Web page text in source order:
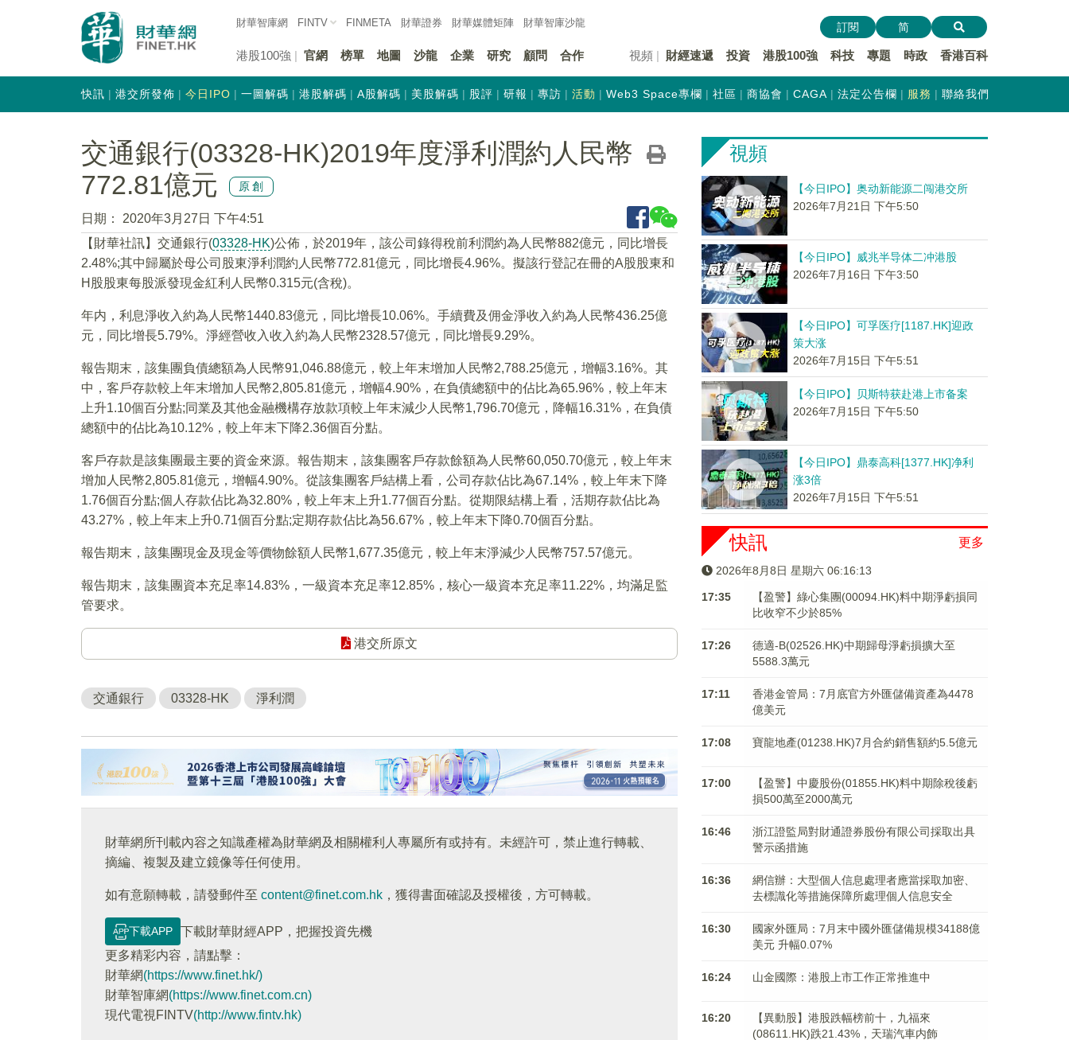
財華智庫網 FINTV FINMETA 財華證券 財華媒體矩陣 財華智庫沙龍
港股100強 官網 榜單 地圖 沙龍 企業 研究 顧問 合作 視頻 財經速遞 投資 港股100強 科技 專題 時政 香港百科
訂閱 简
快訊 港交所發佈 今日IPO 一圖解碼 港股解碼 A股解碼 美股解碼 股評 研報 專訪 活動 Web3 Space專欄 社區 商協會 CAGA 法定公告欄 服務 聯絡我們
交通銀行(03328-HK)2019年度淨利潤約人民幣
772.81億元
原創
日期：
2020年3月27日 下午4:51
【財華社訊】交通銀行(03328-HK)公佈，於2019年，該公司錄得稅前利潤約為人民幣882億元，同比增長
2.48%;其中歸屬於母公司股東淨利潤約人民幣772.81億元，同比增長4.96%。擬該行登記在冊的A股股東和
H股股東每股派發現金紅利人民幣0.315元(含稅)。
年内，利息淨收入約為人民幣1440.83億元，同比增長10.06%。手續費及佣金淨收入約為人民幣436.25億
元，同比增長5.79%。淨經營收入收入約為人民幣2328.57億元，同比增長9.29%。
報告期末，該集團負債總額為人民幣91,046.88億元，較上年末增加人民幣2,788.25億元，增幅3.16%。其
中，客戶存款較上年末增加人民幣2,805.81億元，增幅4.90%，在負債總額中的佔比為65.96%，較上年末
上升1.10個百分點;同業及其他金融機構存放款項較上年末減少人民幣1,796.70億元，降幅16.31%，在負債
總額中的佔比為10.12%，較上年末下降2.36個百分點。
客戶存款是該集團最主要的資金來源。報告期末，該集團客戶存款餘額為人民幣60,050.70億元，較上年末
增加人民幣2,805.81億元，增幅4.90%。從該集團客戶結構上看，公司存款佔比為67.14%，較上年末下降
1.76個百分點;個人存款佔比為32.80%，較上年末上升1.77個百分點。從期限結構上看，活期存款佔比為
43.27%，較上年末上升0.71個百分點;定期存款佔比為56.67%，較上年末下降0.70個百分點。
報告期末，該集團現金及現金等價物餘額人民幣1,677.35億元，較上年末淨減少人民幣757.57億元。
報告期末，該集團資本充足率14.83%，一級資本充足率12.85%，核心一級資本充足率11.22%，均滿足監
管要求。
港交所原文
交通銀行 03328-HK 淨利潤
財華網所刊載內容之知識產權為財華網及相關權利人專屬所有或持有。未經許可，禁止進行轉載、
摘編、複製及建立鏡像等任何使用。
如有意願轉載，請發郵件至 content@finet.com.hk ，獲得書面確認及授權後，方可轉載。
下載APP
下載財華財經APP，把握投資先機
更多精彩内容，請點擊：
財華網(https://www.finet.hk/)
財華智庫網(https://www.finet.com.cn)
現代電視FINTV(http://www.fintv.hk)
視頻
【今日IPO】奥动新能源二闯港交所
2026年7月21日 下午5:50
【今日IPO】威兆半导体二冲港股
2026年7月16日 下午3:50
【今日IPO】可孚医疗[1187.HK]迎政
策大涨
2026年7月15日 下午5:51
【今日IPO】贝斯特获赴港上市备案
2026年7月15日 下午5:50
【今日IPO】鼎泰高科[1377.HK]净利
涨3倍
2026年7月15日 下午5:51
更多
快訊
2026年8月8日 星期六 06:16:14
17:35
【盈警】綠心集團(00094.HK)料中期淨虧損同
比收窄不少於85%
17:26
德適-B(02526.HK)中期歸母淨虧損擴大至
5588.3萬元
17:11
香港金管局：7月底官方外匯儲備資產為4478
億美元
17:08 寶龍地產(01238.HK)7月合約銷售額約5.5億元
17:00
【盈警】中慶股份(01855.HK)料中期除稅後虧
損500萬至2000萬元
16:46
浙江證監局對財通證券股份有限公司採取出具
警示函措施
16:36
網信辦：大型個人信息處理者應當採取加密、
去標識化等措施保障所處理個人信息安全
16:30
國家外匯局：7月末中國外匯儲備規模34188億
美元 升幅0.07%
16:24 山金國際：港股上市工作正常推進中
16:20
【異動股】港股跌幅榜前十，九福來
(08611.HK)跌21.43%，天瑞汽車内飾